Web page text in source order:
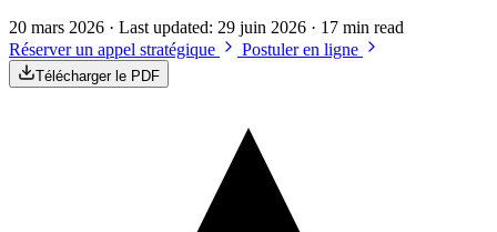
20 mars 2026 · Last updated: 29 juin 2026 · 17 min read
Réserver un appel stratégique
Postuler en ligne
Télécharger le PDF